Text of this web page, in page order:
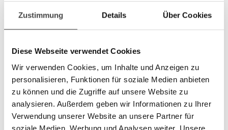
Zustimmung Details Über Cookies
Diese Webseite verwendet Cookies
Wir verwenden Cookies, um Inhalte und Anzeigen zu
personalisieren, Funktionen für soziale Medien anbieten
zu können und die Zugriffe auf unsere Website zu
analysieren. Außerdem geben wir Informationen zu Ihrer
Verwendung unserer Website an unsere Partner für
soziale Medien, Werbung und Analysen weiter. Unsere
zum Außengerät?
- Welche Länge hat die Kondenswasserleitung je
Innengerät?
- Sind Kondenswasserpumpen je Innengerät
erforderlich?
- Wenn ja. Wieviele?